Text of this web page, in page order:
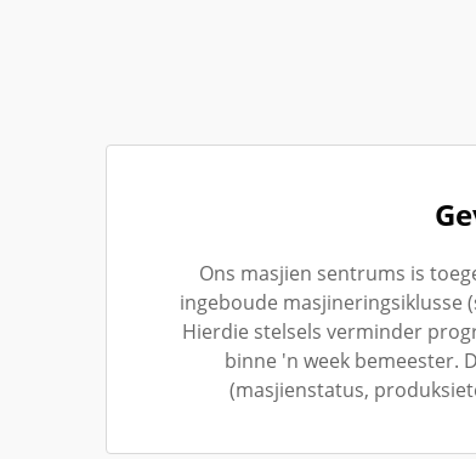
Ons masjien sentrums is
ingeboude masjineringsiklusse
Hierdie stelsels verminder
binne 'n week bemeester.
(masjienstatus,